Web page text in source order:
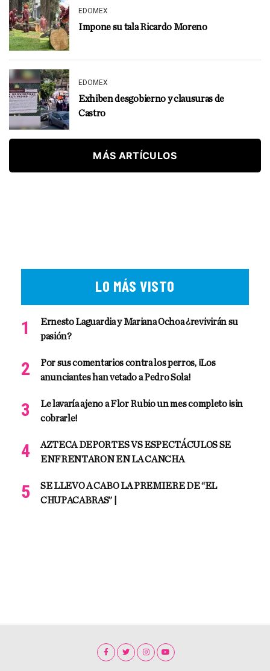
EDOMEX
Impone su tala Ricardo Moreno
EDOMEX
Exhiben desgobierno y clausuras de
Castro
MÁS ARTÍCULOS
LO MÁS VISTO
Ernesto Laguardia y Mariana Ochoa ¿revivirán su
pasión?
Por sus comentarios contra los perros, ¡Los
anunciantes han vetado a Pedro Sola!
Le lavaría ajeno a Flor Rubio un mes completo ¡sin
cobrarle!
AZTECA DEPORTES VS ESPECTÁCULOS SE
ENFRENTARON EN LA CANCHA
SE LLEVO A CABO LA PREMIERE DE “EL
CHUPACABRAS” |